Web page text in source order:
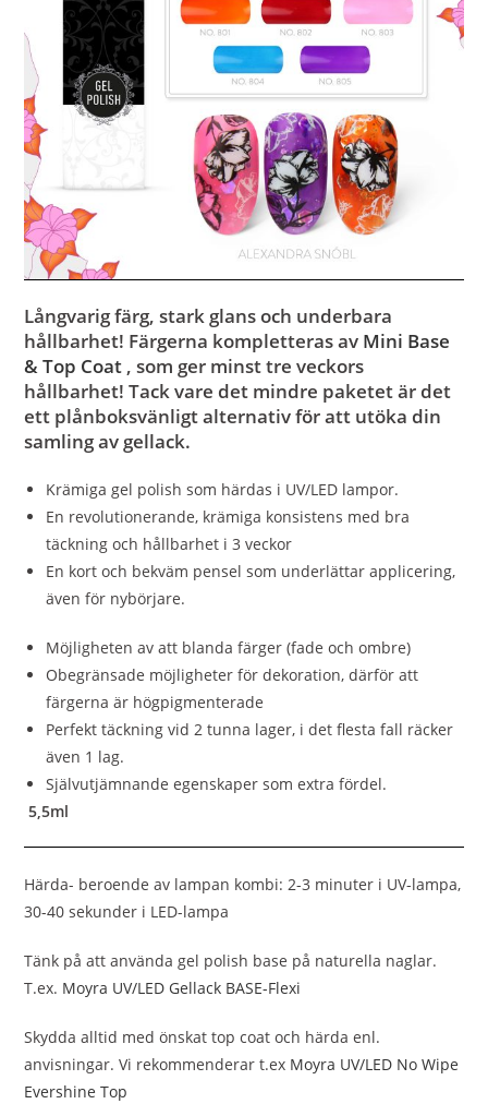
Långvarig färg, stark glans och underbara
hållbarhet! Färgerna kompletteras av Mini Base
& Top Coat , som ger minst tre veckors
hållbarhet! Tack vare det mindre paketet är det
ett plånboksvänligt alternativ för att utöka din
samling av gellack.
Krämiga gel polish som härdas i UV/LED lampor.
En revolutionerande, krämiga konsistens med bra
täckning och hållbarhet i 3 veckor
En kort och bekväm pensel som underlättar applicering,
även för nybörjare.
Möjligheten av att blanda färger (fade och ombre)
Obegränsade möjligheter för dekoration, därför att
färgerna är högpigmenterade
Perfekt täckning vid 2 tunna lager, i det flesta fall räcker
även 1 lag.
Självutjämnande egenskaper som extra fördel.
5,5ml
Härda- beroende av lampan kombi: 2-3 minuter i UV-lampa,
30-40 sekunder i LED-lampa
Tänk på att använda gel polish base på naturella naglar.
T.ex. Moyra UV/LED Gellack BASE-Flexi
Skydda alltid med önskat top coat och härda enl.
anvisningar. Vi rekommenderar t.ex Moyra UV/LED No Wipe
Evershine Top